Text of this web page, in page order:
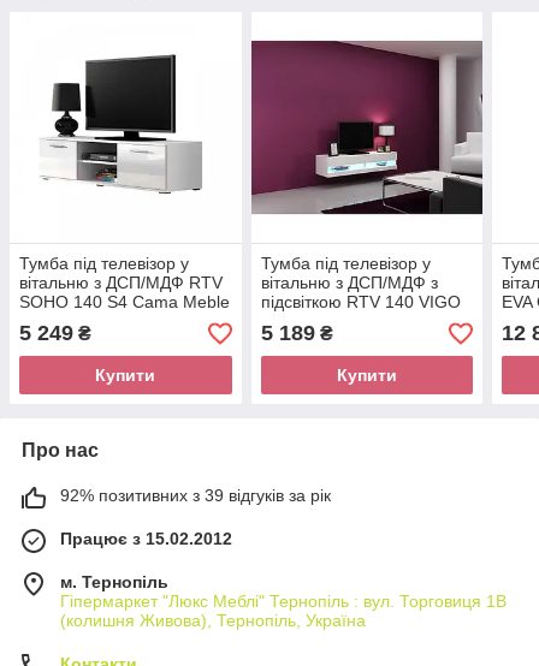
Тумба під телевізор у
вітальню з ДСП/МДФ RTV
SOHO 140 S4 Сama Meble
5 249 ₴
Купити
Тумба під телевізор у
вітальню з ДСП/МДФ з
підсвіткою RTV 140 VIGO
NEW Сama Meble
5 189₴
Купити
12
Про нас
92% позитивних з 39 відгуків за рік
Працює з 15.02.2012
м. Тернопіль
Гіпермаркет "Люкс Меблі" Тернопіль : вул. Торговиця 1В
(колишня Живова), Тернопіль, Україна